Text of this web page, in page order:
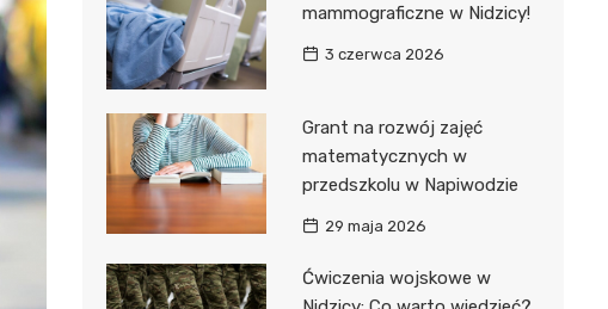
mammograficzne w Nidzicy!
3 czerwca 2026
Grant na rozwój zajęć
matematycznych w
przedszkolu w Napiwodzie
29 maja 2026
Ćwiczenia wojskowe w